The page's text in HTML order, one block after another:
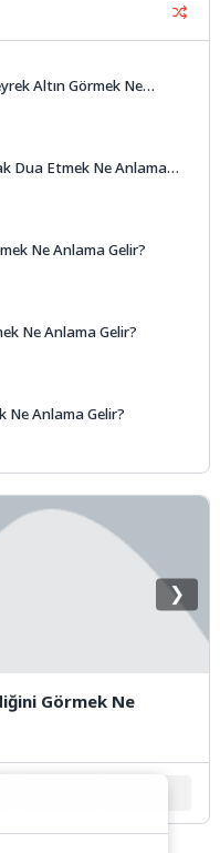
Altın Görmek Ne
Dua Etmek Ne Anlama
Ne Anlama Gelir?
Ne Anlama Gelir?
Ne Anlama Gelir?
Görmek Ne
❯